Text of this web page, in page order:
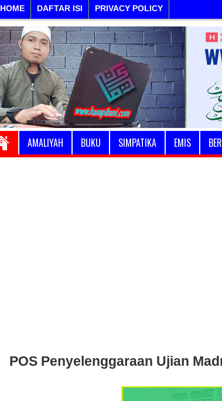
HOME DAFTAR ISI PRIVACY POLICY
AMALIYAH BUKU SIMPATIKA EMIS
POS Penyelenggaraan Ujian